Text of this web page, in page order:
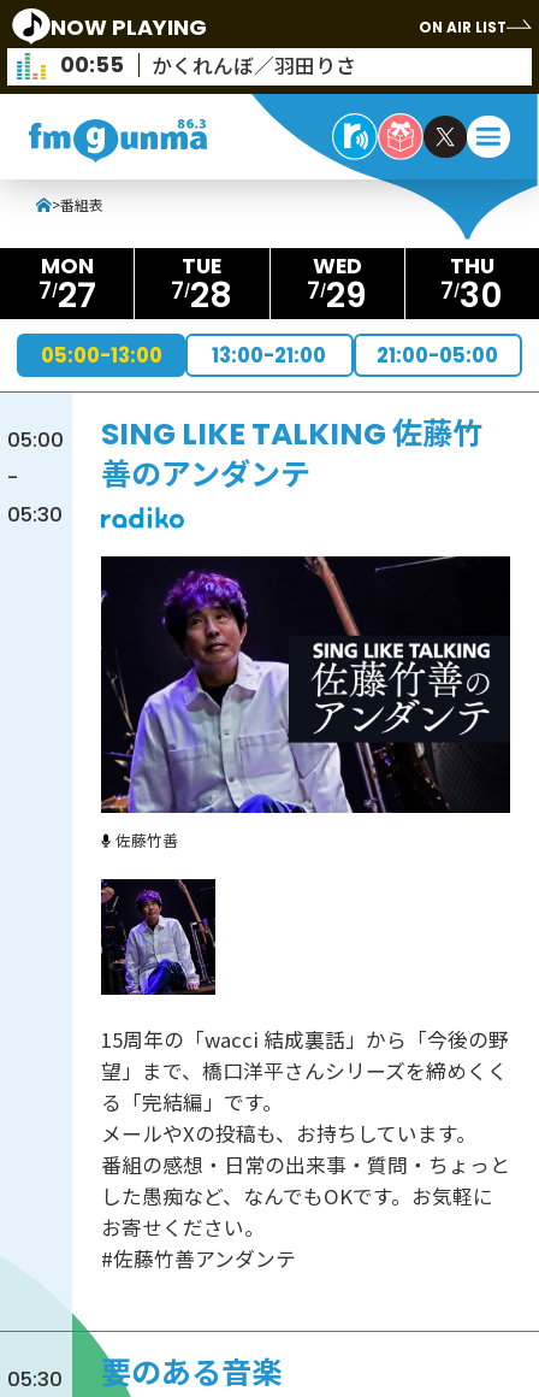
NOW PLAYING ON AIR LIST
00:55 かくれんぼ／羽田りさ
>番組表
7 27 7 28 7 29 7 30
05:00-13:00 13:00-21:00 21:00-05:00
05:00
-
05:30
SING LIKE TALKING 佐藤竹
善のアンダンテ
佐藤竹善
15周年の「wacci 結成裏話」から「今後の野
望」まで、橋口洋平さんシリーズを締めくく
る「完結編」です。
メールやXの投稿も、お持ちしています。
番組の感想・日常の出来事・質問・ちょっと
した愚痴など、なんでもOKです。お気軽に
お寄せください。
#佐藤竹善アンダンテ
05:30
要のある音楽